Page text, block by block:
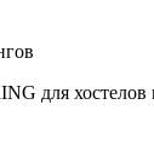
для хостелов